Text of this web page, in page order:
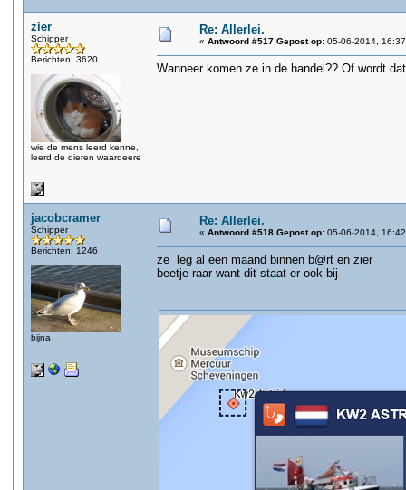
zier
Schipper
Berichten: 3620
wie de mens leerd kenne,
leerd de dieren waardeere
Re: Allerlei.
« Antwoord #517 Gepost op: 05-06-2014,
Wanneer komen ze in de handel?? Of wordt
jacobcramer
Schipper
Berichten: 1246
bijna
Re: Allerlei.
« Antwoord #518 Gepost op: 05-06-2014,
ze leg al een maand binnen b@rt en zier
beetje raar want dit staat er ook bij